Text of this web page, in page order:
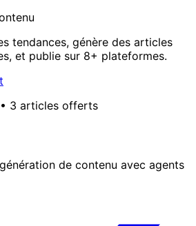
tendances, génère des articles
et publie sur 8+ plateformes.
3 articles offerts
de contenu avec agents